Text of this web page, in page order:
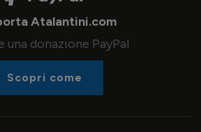
Atalantini.com
donazione PayPal
Scopri come